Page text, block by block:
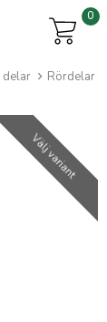
0
delar
Rördelar
Välj variant